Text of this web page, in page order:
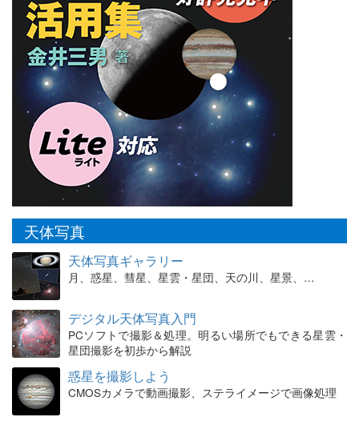
天体写真
天体写真ギャラリー
月、惑星、彗星、星雲・星団、天の川、星景、…
デジタル天体写真入門
PCソフトで撮影＆処理。明るい場所でもできる星雲・
星団撮影を初歩から解説
惑星を撮影しよう
CMOSカメラで動画撮影、ステライメージで画像処理